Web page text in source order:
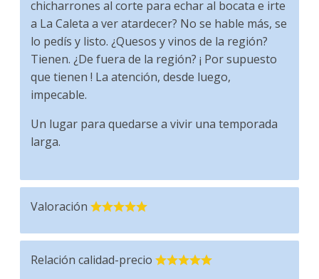
chicharrones al corte para echar al bocata e irte
a La Caleta a ver atardecer? No se hable más, se
lo pedís y listo. ¿Quesos y vinos de la región?
Tienen. ¿De fuera de la región? ¡ Por supuesto
que tienen ! La atención, desde luego,
impecable.
Un lugar para quedarse a vivir una temporada
larga.
Valoración
Relación calidad-precio